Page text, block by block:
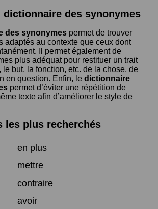
dictionnaire des synonymes
des synonymes permet de trouver
adaptés au contexte que ceux dont
Il permet également de
plus adéquat pour restituer un trait
le but, la fonction, etc. de la chose, de
en question. Enfin, le dictionnaire
permet d’éviter une répétition de
texte afin d’améliorer le style de
les plus recherchés
en plus
mettre
contraire
avoir